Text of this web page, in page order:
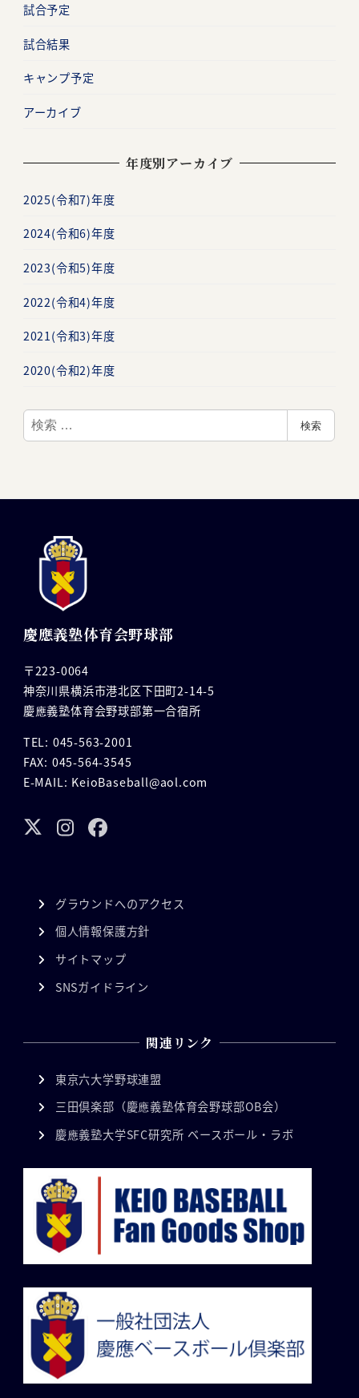
試合予定
試合結果
キャンプ予定
アーカイブ
年度別アーカイブ
2025(令和7)年度
2024(令和6)年度
2023(令和5)年度
2022(令和4)年度
2021(令和3)年度
2020(令和2)年度
検
索
検索
慶應義塾体育会野球部
〒223-0064
神奈川県横浜市港北区下田町2-14-5
慶應義塾体育会野球部第一合宿所
TEL: 045-563-2001
FAX: 045-564-3545
E-MAIL: KeioBaseball@aol.com
グラウンドへのアクセス
個人情報保護方針
サイトマップ
SNSガイドライン
関連リンク
東京六大学野球連盟
三田倶楽部（慶應義塾体育会野球部OB会）
慶應義塾大学SFC研究所 ベースボール・ラボ